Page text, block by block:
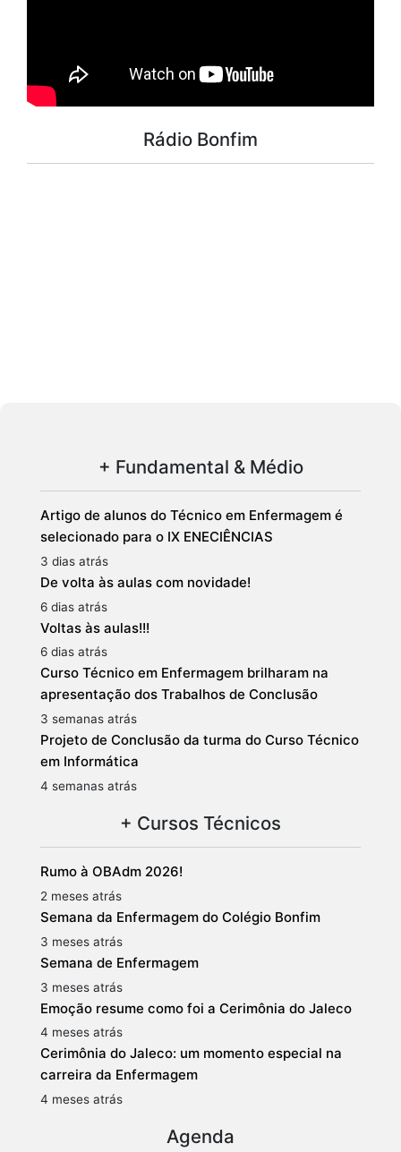
Rádio Bonfim
+ Fundamental & Médio
Artigo de alunos do Técnico em Enfermagem é
selecionado para o IX ENECIÊNCIAS
3 dias atrás
De volta às aulas com novidade!
6 dias atrás
Voltas às aulas!!!
6 dias atrás
Curso Técnico em Enfermagem brilharam na
apresentação dos Trabalhos de Conclusão
3 semanas atrás
Projeto de Conclusão da turma do Curso Técnico
em Informática
4 semanas atrás
+ Cursos Técnicos
Rumo à OBAdm 2026!
2 meses atrás
Semana da Enfermagem do Colégio Bonfim
3 meses atrás
Semana de Enfermagem
3 meses atrás
Emoção resume como foi a Cerimônia do Jaleco
4 meses atrás
Cerimônia do Jaleco: um momento especial na
carreira da Enfermagem
4 meses atrás
Agenda